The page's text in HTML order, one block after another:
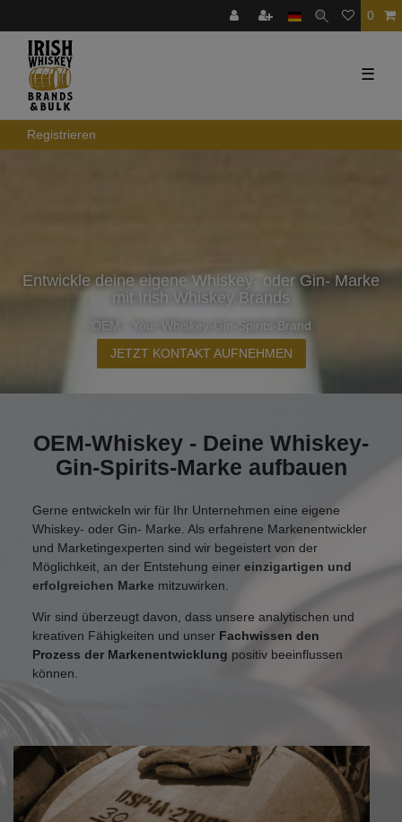
0
☰
Registrieren
Entwickle deine eigene Whiskey- oder Gin- Marke
mit Irish Whiskey Brands
OEM - Your Whiskey-Gin-Spirits-Brand
JETZT KONTAKT AUFNEHMEN
OEM-Whiskey - Deine Whiskey-
Gin-Spirits-Marke aufbauen
Gerne entwickeln wir für Ihr Unternehmen eine eigene
Whiskey- oder Gin- Marke. Als erfahrene Markenentwickler
und Marketingexperten sind wir begeistert von der
Möglichkeit, an der Entstehung einer einzigartigen und
erfolgreichen Marke mitzuwirken.
Wir sind überzeugt davon, dass unsere analytischen und
kreativen Fähigkeiten und unser Fachwissen den
Prozess der Markenentwicklung positiv beeinflussen
können.